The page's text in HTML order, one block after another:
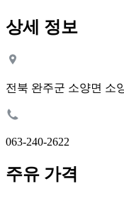
상세 정보
전북 완주군 소양면 소
063-240-2622
주유 가격